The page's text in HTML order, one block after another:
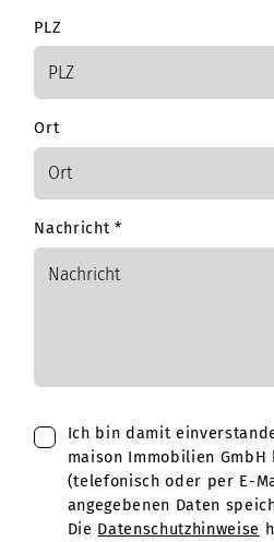
PLZ
Ort
Nachricht *
Ich bin damit
maison Immobilien
(telefonisch oder per E-
angegebenen Daten
Die Datenschutzhinweise